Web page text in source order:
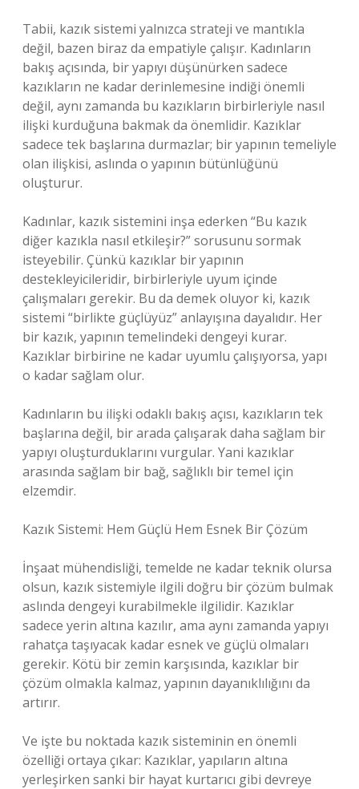
Tabii, kazık sistemi yalnızca strateji ve mantıkla
değil, bazen biraz da empatiyle çalışır. Kadınların
bakış açısında, bir yapıyı düşünürken sadece
kazıkların ne kadar derinlemesine indiği önemli
değil, aynı zamanda bu kazıkların birbirleriyle nasıl
ilişki kurduğuna bakmak da önemlidir. Kazıklar
sadece tek başlarına durmazlar; bir yapının temeliyle
olan ilişkisi, aslında o yapının bütünlüğünü
oluşturur.
Kadınlar, kazık sistemini inşa ederken “Bu kazık
diğer kazıkla nasıl etkileşir?” sorusunu sormak
isteyebilir. Çünkü kazıklar bir yapının
destekleyicileridir, birbirleriyle uyum içinde
çalışmaları gerekir. Bu da demek oluyor ki, kazık
sistemi “birlikte güçlüyüz” anlayışına dayalıdır. Her
bir kazık, yapının temelindeki dengeyi kurar.
Kazıklar birbirine ne kadar uyumlu çalışıyorsa, yapı
o kadar sağlam olur.
Kadınların bu ilişki odaklı bakış açısı, kazıkların tek
başlarına değil, bir arada çalışarak daha sağlam bir
yapıyı oluşturduklarını vurgular. Yani kazıklar
arasında sağlam bir bağ, sağlıklı bir temel için
elzemdir.
Kazık Sistemi: Hem Güçlü Hem Esnek Bir Çözüm
İnşaat mühendisliği, temelde ne kadar teknik olursa
olsun, kazık sistemiyle ilgili doğru bir çözüm bulmak
aslında dengeyi kurabilmekle ilgilidir. Kazıklar
sadece yerin altına kazılır, ama aynı zamanda yapıyı
rahatça taşıyacak kadar esnek ve güçlü olmaları
gerekir. Kötü bir zemin karşısında, kazıklar bir
çözüm olmakla kalmaz, yapının dayanıklılığını da
artırır.
Ve işte bu noktada kazık sisteminin en önemli
özelliği ortaya çıkar: Kazıklar, yapıların altına
yerleşirken sanki bir hayat kurtarıcı gibi devreye